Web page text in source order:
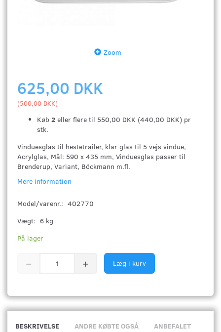
Zoom
625,00 DKK
(500,00 DKK)
Køb 2 eller flere til 550,00 DKK (440,00 DKK) pr
stk.
Vinduesglas til hestetrailer, klar glas til 5 vejs vindue,
Acrylglas, Mål: 590 x 435 mm, Vinduesglas passer til
Brenderup, Variant, Böckmann m.fl.
Mere information
Model/varenr.: 402770
Vægt: 6 kg
På lager
Læg i kurv
BESKRIVELSE ANDRE KØBTE OGSÅ ANBEFALET